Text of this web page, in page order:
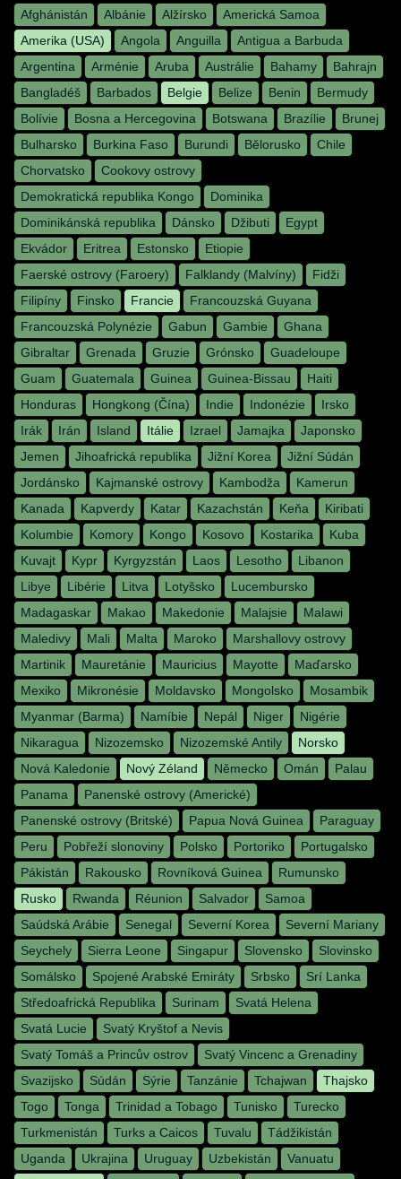
Afghánistán Albánie Alžírsko
Americká Samoa
Amerika (USA)
Angola Anguilla
Antigua a Barbuda
Argentina
Arménie Aruba Austrálie Bahamy
Bahrajn
Bangladéš
Barbados Belgie Belize Benin
Bermudy
Bolívie
Bosna a Hercegovina Botswana Brazílie
Brunej
Bulharsko
Burkina Faso Burundi Bělorusko
Chile
Chorvatsko
Cookovy ostrovy
Demokratická republika Kongo
Dominika
Dominikánská republika
Dánsko Džibuti
Egypt
Ekvádor
Eritrea Estonsko
Etiopie
Faerské ostrovy (Faroery)
Falklandy (Malvíny)
Fidži
Filipíny
Finsko Francie
Francouzská Guyana
Francouzská Polynézie
Gabun Gambie
Ghana
Gibraltar
Grenada Gruzie Grónsko
Guadeloupe
Guam
Guatemala Guinea Guinea-Bissau
Haiti
Honduras
Hongkong (Čína) Indie Indonézie
Irsko
Irák
Irán Island Itálie Izrael Jamajka
Japonsko
Jemen
Jihoafrická republika Jižní Korea
Jižní Súdán
Jordánsko
Kajmanské ostrovy Kambodža
Kamerun
Kanada
Kapverdy Katar Kazachstán Keňa
Kiribati
Kolumbie
Komory Kongo Kosovo Kostarika
Kuba
Kuvajt
Kypr Kyrgyzstán Laos Lesotho
Libanon
Libye
Libérie Litva Lotyšsko
Lucembursko
Madagaskar
Makao Makedonie Malajsie
Malawi
Maledivy
Mali Malta Maroko
Marshallovy ostrovy
Martinik
Mauretánie Mauricius Mayotte
Maďarsko
Mexiko
Mikronésie Moldavsko Mongolsko
Mosambik
Myanmar (Barma)
Namíbie Nepál Niger
Nigérie
Nikaragua
Nizozemsko Nizozemské Antily
Norsko
Nová Kaledonie
Nový Zéland Německo Omán
Palau
Panama
Panenské ostrovy (Americké)
Panenské ostrovy (Britské)
Papua Nová Guinea
Paraguay
Peru
Pobřeží slonoviny Polsko Portoriko
Portugalsko
Pákistán
Rakousko Rovníková Guinea
Rumunsko
Rusko
Rwanda Réunion Salvador
Samoa
Saúdská Arábie
Senegal Severní Korea
Severní Mariany
Seychely
Sierra Leone Singapur Slovensko
Slovinsko
Somálsko
Spojené Arabské Emiráty Srbsko
Srí Lanka
Středoafrická Republika
Surinam
Svatá Helena
Svatá Lucie
Svatý Kryštof a Nevis
Svatý Tomáš a Princův ostrov
Svatý Vincenc a Grenadiny
Svazijsko
Súdán Sýrie Tanzánie Tchajwan
Thajsko
Togo
Tonga Trinidad a Tobago Tunisko
Turecko
Turkmenistán
Turks a Caicos Tuvalu
Tádžikistán
Uganda
Ukrajina Uruguay Uzbekistán
Vanuatu